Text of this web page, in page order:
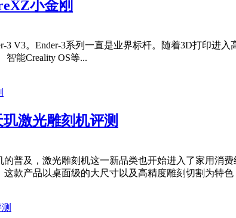
小金刚
V3。Ender-3系列一直是业界标杆。随着3D打印进
能Creality OS等...
激光雕刻机评测
普及，激光雕刻机这一新品类也开始进入了家用消
产品以桌面级的大尺寸以及高精度雕刻切割为特色